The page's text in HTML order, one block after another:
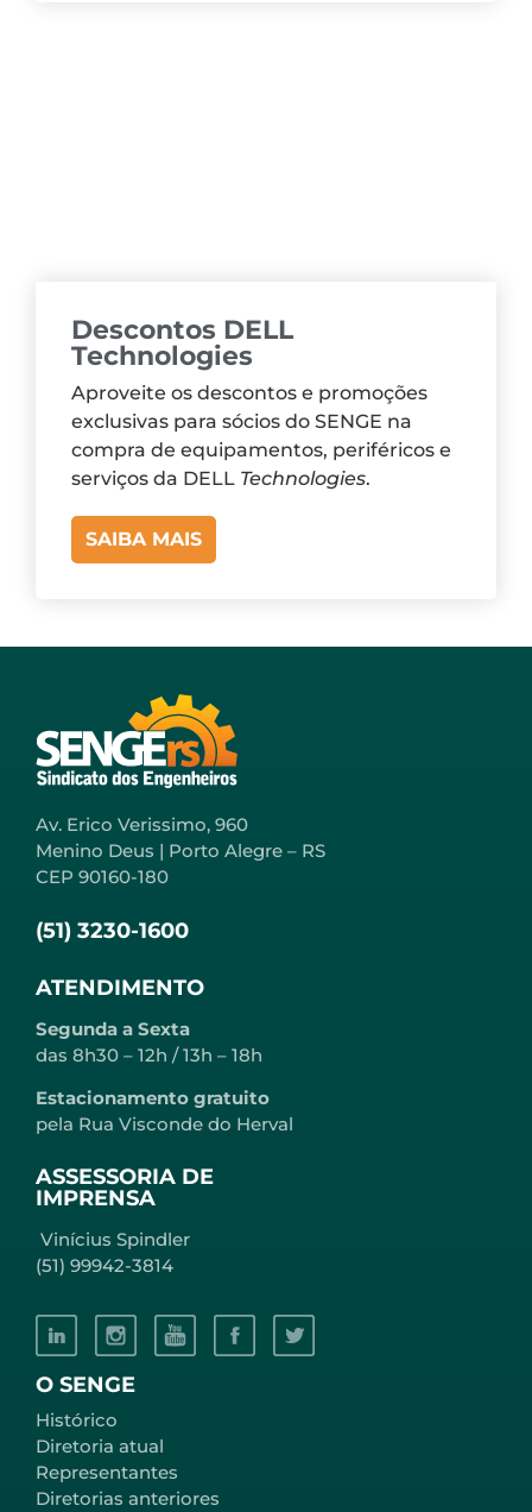
Descontos DELL
Technologies
Aproveite os descontos e promoções
exclusivas para sócios do SENGE na
compra de equipamentos, periféricos e
serviços da DELL Technologies.
SAIBA MAIS
O SENGE
Histórico
Diretoria atual
Representantes
Diretorias anteriores
Av. Erico Verissimo, 960
Menino Deus | Porto Alegre – RS
CEP 90160-180
(51) 3230-1600
ATENDIMENTO
Segunda a Sexta
das 8h30 – 12h / 13h – 18h
Estacionamento gratuito
pela Rua Visconde do Herval
ASSESSORIA DE
IMPRENSA
Vinícius Spindler
(51) 99942-3814